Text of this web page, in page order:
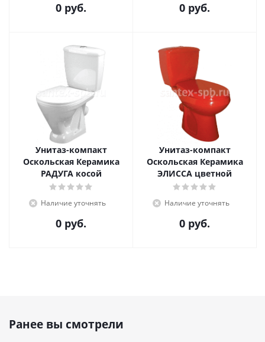
0 руб. 0 руб.
Унитаз-компакт
Оскольская Керамика
РАДУГА косой
Наличие уточнять
0 руб.
Унитаз-компакт
Оскольская Керамика
ЭЛИССА цветной
Наличие уточнять
0 руб.
Ранее вы смотрели